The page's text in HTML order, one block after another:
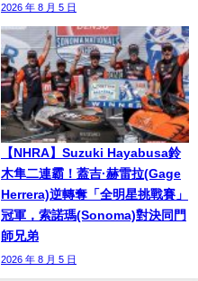
2026 年 8 月 5 日
【NHRA】Suzuki Hayabusa鈴
木隼二連霸！蓋吉·赫雷拉(Gage
Herrera)逆轉奪「全明星挑戰賽」
冠軍，索諾瑪(Sonoma)對決同門
師兄弟
2026 年 8 月 5 日